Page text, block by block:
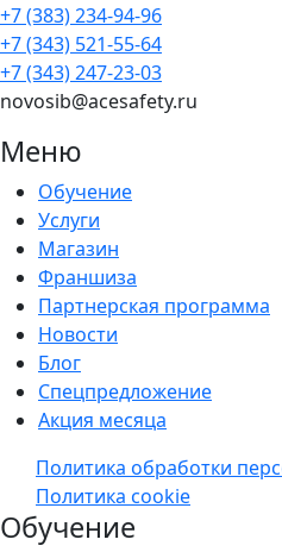
+7 (383) 234-94-96
+7 (343) 521-55-64
+7 (343) 247-23-03
novosib@acesafety.ru
Меню
Обучение
Услуги
Магазин
Франшиза
Партнерская программа
Новости
Блог
Спецпредложение
Акция месяца
Политика обработки
Политика cookie
Обучение